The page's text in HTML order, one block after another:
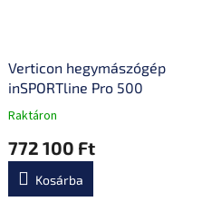
Verticon hegymászógép
inSPORTline Pro 500
A
átlagos
értékelése
Raktáron
772 100 Ft
Kosárba